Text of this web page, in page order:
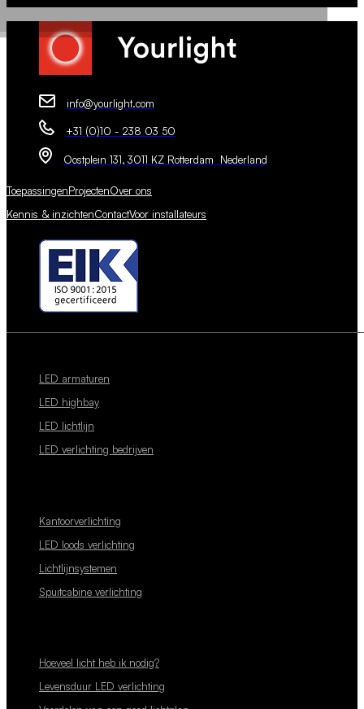
info@yourlight.com
+31 (0)10 - 238 03 50
Oostplein 131, 3011 KZ Rotterdam Nederland
ToepassingenProjectenOver ons
Kennis & inzichtenContactVoor installateurs
LED armaturen
LED highbay
LED lichtlijn
LED verlichting bedrijven
Kantoorverlichting
LED loods verlichting
Lichtlijnsystemen
Spuitcabine verlichting
Hoeveel licht heb ik nodig?
Levensduur LED verlichting